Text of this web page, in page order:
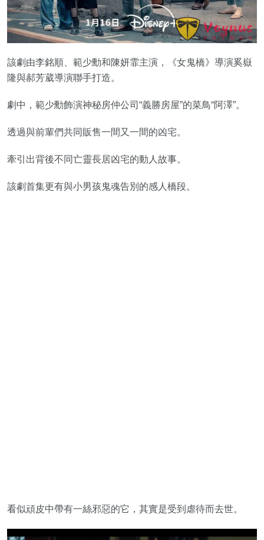
該劇由李銘順、範少勳和陳妍霏主演，《女鬼橋》導演奚嶽
隆與郝芳葳導演聯手打造。
劇中，範少勳飾演神秘房仲公司“義勝房屋”的菜鳥“阿澤”。
透過與前輩們共同販售一間又一間的凶宅。
牽引出背後不同亡靈長居凶宅的動人故事。
該劇首集更有與小男孩鬼魂告別的感人橋段。
看似頑皮中帶有一絲邪惡的它，其實是受到虐待而去世。